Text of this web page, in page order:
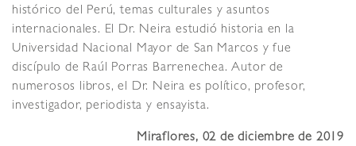
histórico del Perú, temas culturales y asuntos
internacionales. El Dr. Neira estudió historia en la
Universidad Nacional Mayor de San Marcos y fue
discípulo de Raúl Porras Barrenechea. Autor de
numerosos libros, el Dr. Neira es político, profesor,
investigador, periodista y ensayista.
Miraflores, 02 de diciembre de 2019